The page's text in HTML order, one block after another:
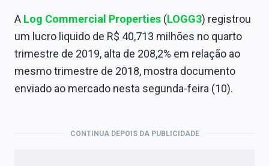
Finanças Pessoais
Economia
A Log Commercial Properties (LOGG3) registrou
um lucro liquido de R$ 40,713 milhões no quarto
trimestre de 2019, alta de 208,2% em relação ao
mesmo trimestre de 2018, mostra documento
enviado ao mercado nesta segunda-feira (10).
CONTINUA DEPOIS DA PUBLICIDADE